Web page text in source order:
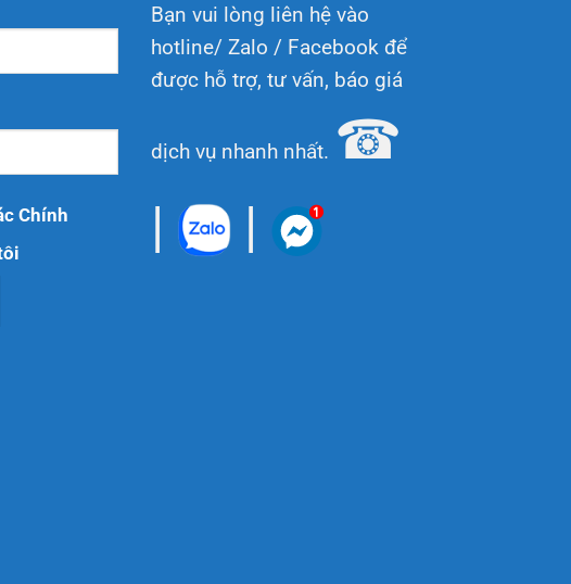
Chính
Bạn vui lòng liên hệ vào
hotline/ Zalo / Facebook để
được hỗ trợ, tư vấn, báo giá
dịch vụ nhanh nhất. ☎
|
|